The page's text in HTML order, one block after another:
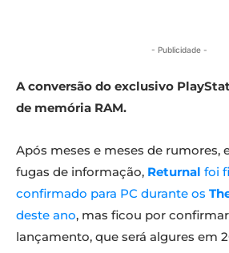
- Publicidade -
A conversão do exclusivo
de memória RAM.
Após meses e meses de rumores,
fugas de informação, Returnal foi
confirmado para PC durante os
deste ano, mas ficou por
lançamento, que será algures em